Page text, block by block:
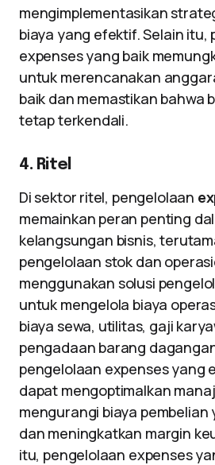
mengimplementasikan
biaya yang efektif. Selain itu,
expenses yang baik
untuk merencanakan
baik dan memastikan bahwa
tetap terkendali.
4. Ritel
Di sektor ritel, pengelolaan
memainkan peran penting
kelangsungan bisnis,
pengelolaan stok dan
menggunakan solusi
untuk mengelola biaya
biaya sewa, utilitas, gaji
pengadaan barang
pengelolaan expenses yang
dapat mengoptimalkan
mengurangi biaya pembelian
dan meningkatkan margin
itu, pengelolaan expenses